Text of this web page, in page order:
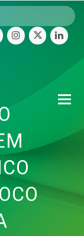
instagram
twitter